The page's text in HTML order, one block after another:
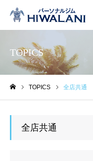
TOPICS
TOPICS 全店共通
全店共通